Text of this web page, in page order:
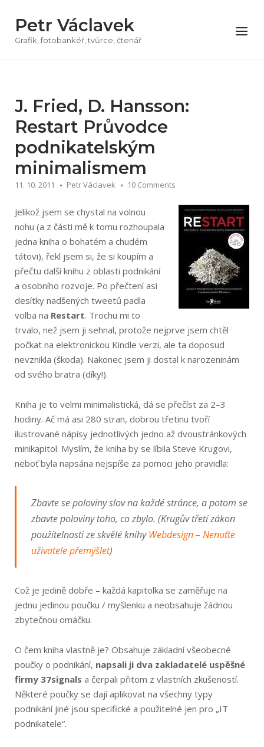
obsah
Petr Václavek
Grafik, fotobankéř, tvůrce, čtenář
Menu
J. Fried, D. Hansson:
Restart Průvodce
podnikatelským
minimalismem
11. 10. 2011 Petr Václavek 10 Comments
Jelikož jsem se chystal na volnou
nohu (a z části mě k tomu rozhoupala
jedna kniha o bohatém a chudém
tátovi), řekl jsem si, že si koupím a
přečtu další knihu z oblasti podnikání
a osobního rozvoje. Po přečtení asi
desítky nadšených tweetů padla
volba na Restart. Trochu mi to
trvalo, než jsem ji sehnal, protože nejprve jsem chtěl
počkat na elektronickou Kindle verzi, ale ta doposud
nevznikla (škoda). Nakonec jsem ji dostal k narozeninám
od svého bratra (díky!).
Kniha je to velmi minimalistická, dá se přečíst za 2–3
hodiny. Ač má asi 280 stran, dobrou třetinu tvoří
ilustrované nápisy jednotlivých jedno až dvoustránkových
minikapitol. Myslím, že kniha by se líbila Steve Krugovi,
neboť byla napsána nejspíše za pomoci jeho pravidla:
Zbavte se poloviny slov na každé stránce, a potom se
zbavte poloviny toho, co zbylo. (Krugův třetí zákon
použitelnosti ze skvělé knihyWebdesign – Nenuťte
uživatele přemýšlet)
Což je jedině dobře – každá kapitolka se zaměřuje na
jednu jedinou poučku / myšlenku a neobsahuje žádnou
zbytečnou omáčku.
O čem kniha vlastně je? Obsahuje základní všeobecné
poučky o podnikání, napsali ji dva zakladatelé uspěšné
firmy 37signals a čerpali přitom z vlastních zkušeností.
Některé poučky se dají aplikovat na všechny typy
podnikání jiné jsou specifické a použitelné jen pro „IT
podnikatele“.